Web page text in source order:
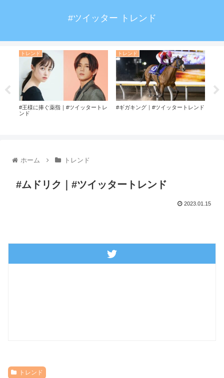
#ツイッター トレンド
トレンド
#王様に捧ぐ薬指｜#ツイッタートレ
ンド
トレンド
#ギガキング｜#ツイッタートレンド
ホーム トレンド
#ムドリク｜#ツイッタートレンド
2023.01.15
トレンド